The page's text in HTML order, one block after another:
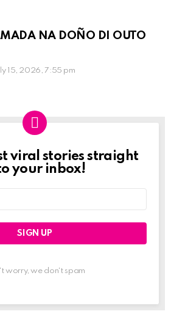
NA DOÑO DI OUTO
15, 2026, 7:55 pm
viral stories straight
your inbox!
worry, we don't spam